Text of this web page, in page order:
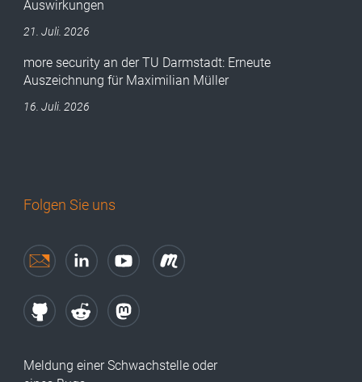
Auswirkungen
21. Juli. 2026
more security an der TU Darmstadt: Erneute
Auszeichnung für Maximilian Müller
16. Juli. 2026
Folgen Sie uns
Meldung einer Schwachstelle oder